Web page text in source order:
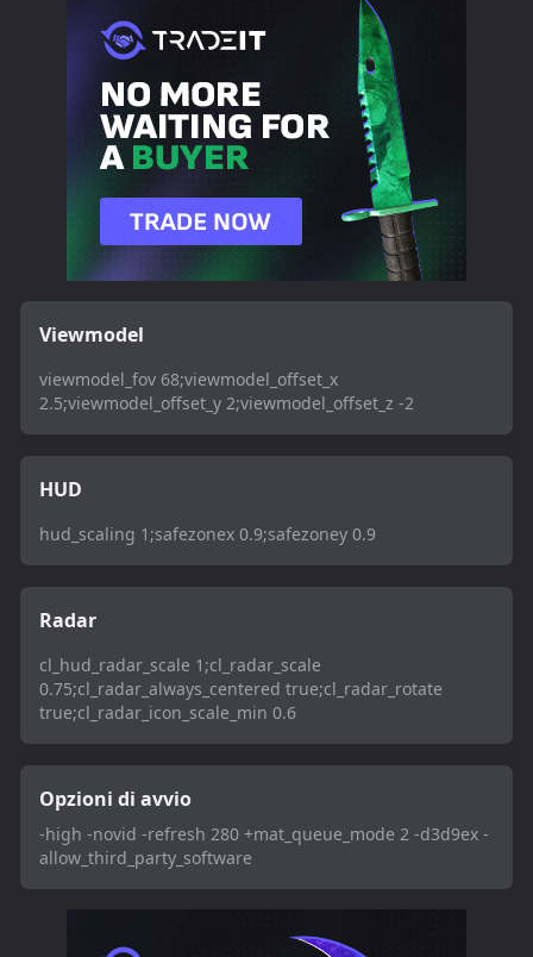
Viewmodel
viewmodel_fov 68;viewmodel_offset_x
2.5;viewmodel_offset_y 2;viewmodel_offset_z -2
HUD
hud_scaling 1;safezonex 0.9;safezoney 0.9
Radar
cl_hud_radar_scale 1;cl_radar_scale
0.75;cl_radar_always_centered true;cl_radar_rotate
true;cl_radar_icon_scale_min 0.6
Opzioni di avvio
-high -novid -refresh 280 +mat_queue_mode 2 -d3d9ex -
allow_third_party_software